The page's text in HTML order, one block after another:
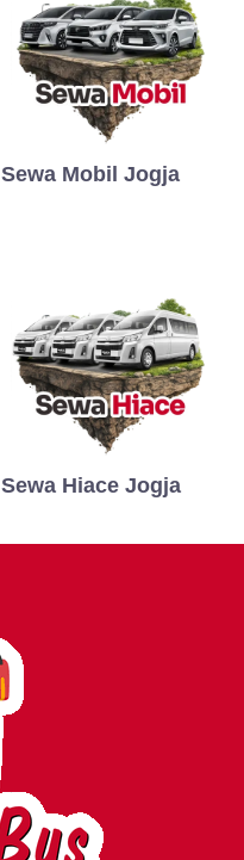
Sewa Mobil Jogja
Sewa Hiace Jogja